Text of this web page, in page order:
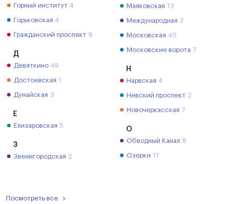
Горный институт 4
Горьковская 4
Гражданский проспект 9
Д
Девяткино 49
Достоевская 1
Дунайская 3
Е
Елизаровская 5
З
Звенигородская 2
Маяковская 13
Международная 2
Московская 40
Московские ворота 7
Н
Нарвская 4
Невский проспект 2
Новочеркасская 7
О
Обводный Канал 8
Озерки 11
Посмотреть все